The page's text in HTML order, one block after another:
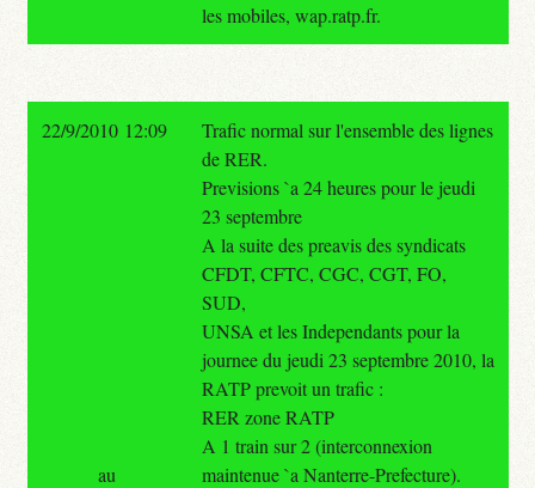
les mobiles, wap.ratp.fr.
22/9/2010 12:09
Trafic normal sur l'ensemble des lignes
de RER.
Previsions `a 24 heures pour le jeudi
23 septembre
A la suite des preavis des syndicats
CFDT, CFTC, CGC, CGT, FO,
SUD,
UNSA et les Independants pour la
journee du jeudi 23 septembre 2010, la
RATP prevoit un trafic :
RER zone RATP
A 1 train sur 2 (interconnexion
maintenue `a Nanterre-Prefecture).
au